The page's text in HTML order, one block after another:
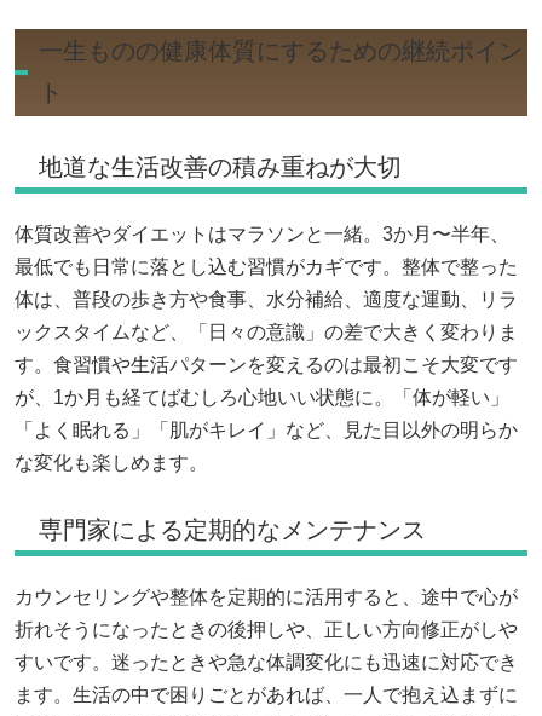
一生ものの健康体質にするための継続ポイン
ト
地道な生活改善の積み重ねが大切
体質改善やダイエットはマラソンと一緒。3か月〜半年、
最低でも日常に落とし込む習慣がカギです。整体で整った
体は、普段の歩き方や食事、水分補給、適度な運動、リラ
ックスタイムなど、「日々の意識」の差で大きく変わりま
す。食習慣や生活パターンを変えるのは最初こそ大変です
が、1か月も経てばむしろ心地いい状態に。「体が軽い」
「よく眠れる」「肌がキレイ」など、見た目以外の明らか
な変化も楽しめます。
専門家による定期的なメンテナンス
カウンセリングや整体を定期的に活用すると、途中で心が
折れそうになったときの後押しや、正しい方向修正がしや
すいです。迷ったときや急な体調変化にも迅速に対応でき
ます。生活の中で困りごとがあれば、一人で抱え込まずに